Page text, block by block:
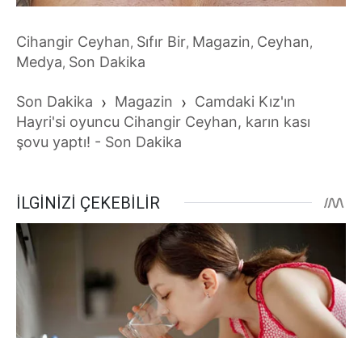
Cihangir Ceyhan, Sıfır Bir, Magazin, Ceyhan,
Medya, Son Dakika
Son Dakika › Magazin › Camdaki Kız'ın
Hayri'si oyuncu Cihangir Ceyhan, karın kası
şovu yaptı! - Son Dakika